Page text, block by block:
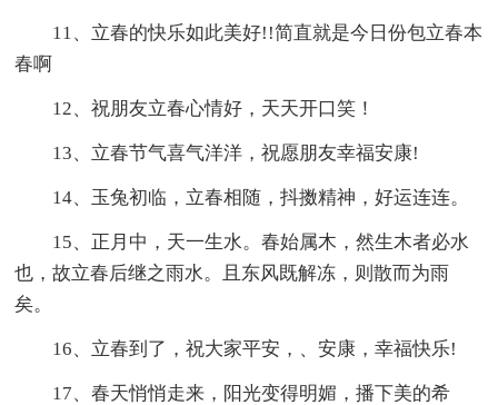
11、立春的快乐如此美好!!简直就是今日份包立春本
春啊
12、祝朋友立春心情好，天天开口笑！
13、立春节气喜气洋洋，祝愿朋友幸福安康!
14、玉兔初临，立春相随，抖擞精神，好运连连。
15、正月中，天一生水。春始属木，然生木者必水
也，故立春后继之雨水。且东风既解冻，则散而为雨
矣。
16、立春到了，祝大家平安，、安康，幸福快乐!
17、春天悄悄走来，阳光变得明媚，播下美的希